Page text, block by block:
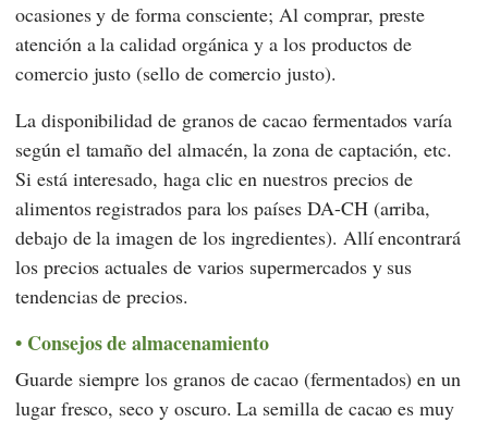
ocasiones y de forma consciente; Al comprar, preste
atención a la calidad orgánica y a los productos de
comercio justo (sello de comercio justo).
La disponibilidad de granos de cacao fermentados varía
según el tamaño del almacén, la zona de captación, etc.
Si está interesado, haga clic en nuestros precios de
alimentos registrados para los países DA-CH (arriba,
debajo de la imagen de los ingredientes). Allí encontrará
los precios actuales de varios supermercados y sus
tendencias de precios.
Consejos de almacenamiento
Guarde siempre los granos de cacao (fermentados) en un
lugar fresco, seco y oscuro. La semilla de cacao es muy